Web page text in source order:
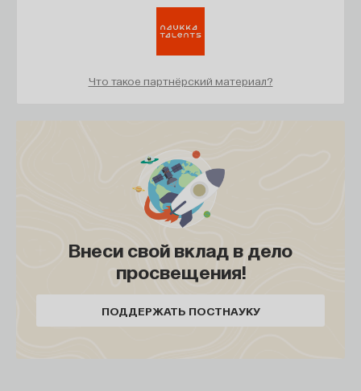
Что такое партнёрский материал?
Внеси свой вклад в дело
просвещения!
ПОДДЕРЖАТЬ ПОСТНАУКУ